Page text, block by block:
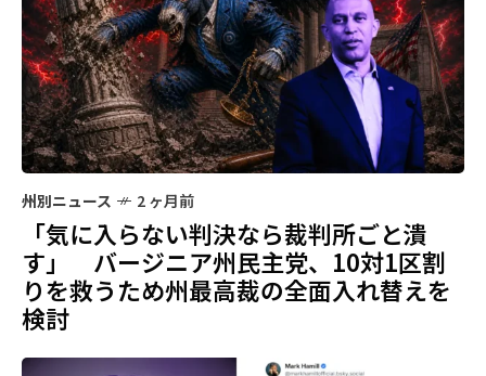
州別ニュース 2 ヶ月前
「気に入らない判決なら裁判所ごと潰
す」 バージニア州民主党、10対1区割
りを救うため州最高裁の全面入れ替えを
検討